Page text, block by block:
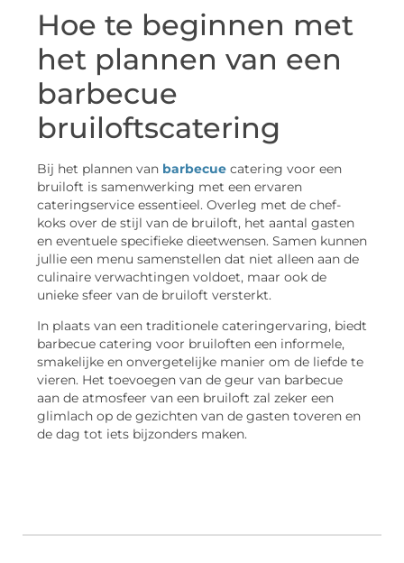
Hoe te beginnen met
het plannen van een
barbecue
bruiloftscatering
Bij het plannen van barbecue catering voor een
bruiloft is samenwerking met een ervaren
cateringservice essentieel. Overleg met de chef-
koks over de stijl van de bruiloft, het aantal gasten
en eventuele specifieke dieetwensen. Samen kunnen
jullie een menu samenstellen dat niet alleen aan de
culinaire verwachtingen voldoet, maar ook de
unieke sfeer van de bruiloft versterkt.
In plaats van een traditionele cateringervaring, biedt
barbecue catering voor bruiloften een informele,
smakelijke en onvergetelijke manier om de liefde te
vieren. Het toevoegen van de geur van barbecue
aan de atmosfeer van een bruiloft zal zeker een
glimlach op de gezichten van de gasten toveren en
de dag tot iets bijzonders maken.